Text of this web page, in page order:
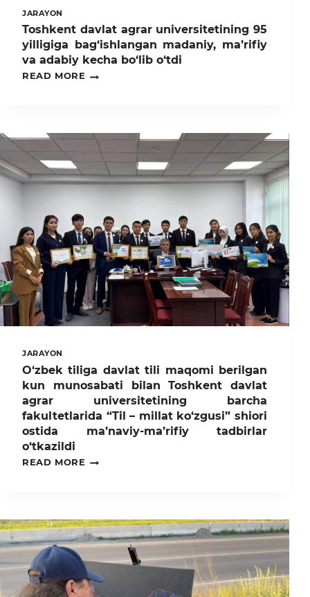
JARAYON
Toshkent davlat agrar universitetining 95
yilligiga bag‘ishlangan madaniy, ma’rifiy
va adabiy kecha bo‘lib o‘tdi
READ MORE
TOSHKENT
YILLIGIGA
BAG‘ISHLANGAN
MADANIY,
MA’RIFIY
VA
BO‘LIB
O‘TDI
JARAYON
O‘zbek tiliga davlat tili maqomi berilgan
kun munosabati bilan Toshkent davlat
agrar universitetining barcha
fakultetlarida “Til – millat ko‘zgusi” shiori
ostida ma’naviy-ma’rifiy tadbirlar
o‘tkazildi
READ MORE
O‘ZBEK
BERILGAN
KUN
MUNOSABATI
BILAN
TOSHKENT
DAVLAT
AGRAR